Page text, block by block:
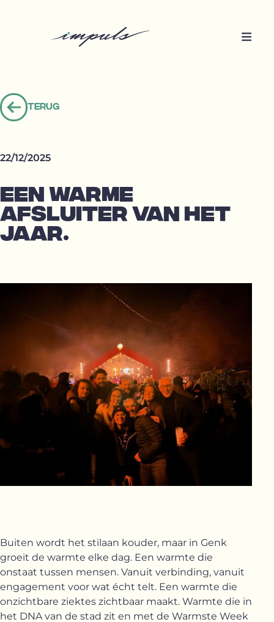
Terug
Terug
22/12/2025
EEN WARME
AFSLUITER VAN HET
JAAR.
Buiten wordt het stilaan kouder, maar in Genk
groeit de warmte elke dag. Een warmte die
onstaat tussen mensen. Vanuit verbinding, vanuit
engagement voor wat écht telt. Een warmte die
onzichtbare ziektes zichtbaar maakt. Warmte die in
het DNA van de stad zit en met de Warmste Week